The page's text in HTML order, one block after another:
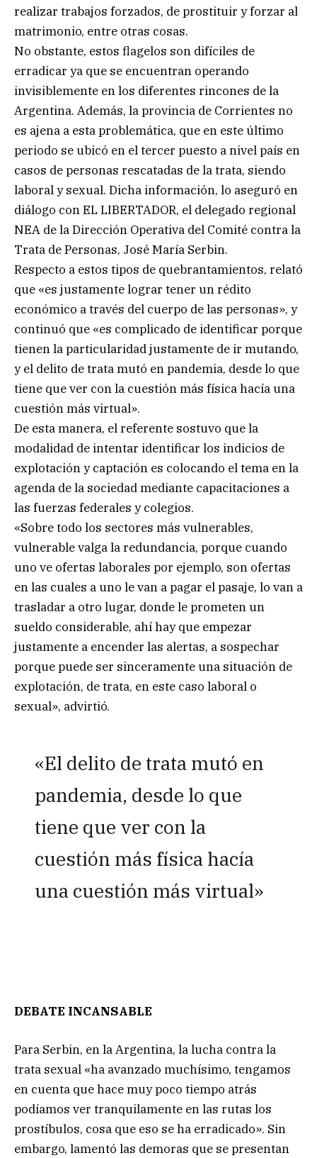
realizar trabajos forzados, de prostituir y forzar al
matrimonio, entre otras cosas.
No obstante, estos flagelos son difíciles de
erradicar ya que se encuentran operando
invisiblemente en los diferentes rincones de la
Argentina. Además, la provincia de Corrientes no
es ajena a esta problemática, que en este último
periodo se ubicó en el tercer puesto a nivel país en
casos de personas rescatadas de la trata, siendo
laboral y sexual. Dicha información, lo aseguró en
diálogo con EL LIBERTADOR, el delegado regional
NEA de la Dirección Operativa del Comité contra la
Trata de Personas, José María Serbin.
Respecto a estos tipos de quebrantamientos, relató
que «es justamente lograr tener un rédito
económico a través del cuerpo de las personas», y
continuó que «es complicado de identificar porque
tienen la particularidad justamente de ir mutando,
y el delito de trata mutó en pandemia, desde lo que
tiene que ver con la cuestión más física hacía una
cuestión más virtual».
De esta manera, el referente sostuvo que la
modalidad de intentar identificar los indicios de
explotación y captación es colocando el tema en la
agenda de la sociedad mediante capacitaciones a
las fuerzas federales y colegios.
«Sobre todo los sectores más vulnerables,
vulnerable valga la redundancia, porque cuando
uno ve ofertas laborales por ejemplo, son ofertas
en las cuales a uno le van a pagar el pasaje, lo van a
trasladar a otro lugar, donde le prometen un
sueldo considerable, ahí hay que empezar
justamente a encender las alertas, a sospechar
porque puede ser sinceramente una situación de
explotación, de trata, en este caso laboral o
sexual», advirtió.
«El delito de trata mutó en
pandemia, desde lo que
tiene que ver con la
cuestión más física hacía
una cuestión más virtual»
DEBATE INCANSABLE
Para Serbin, en la Argentina, la lucha contra la
trata sexual «ha avanzado muchísimo, tengamos
en cuenta que hace muy poco tiempo atrás
podíamos ver tranquilamente en las rutas los
prostíbulos, cosa que eso se ha erradicado». Sin
embargo, lamentó las demoras que se presentan